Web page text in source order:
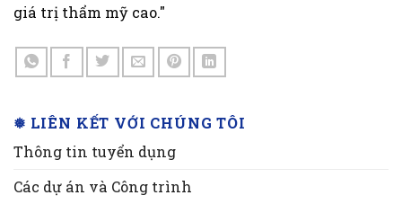
giá trị thẩm mỹ cao."
❅ LIÊN KẾT VỚI CHÚNG TÔI
Thông tin tuyển dụng
Các dự án và Công trình